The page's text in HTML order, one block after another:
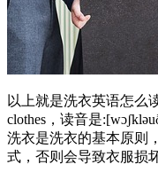
以上就是洗衣英语怎么
clothes，读音是
洗衣是洗衣的基本原则
式，否则会导致衣服损